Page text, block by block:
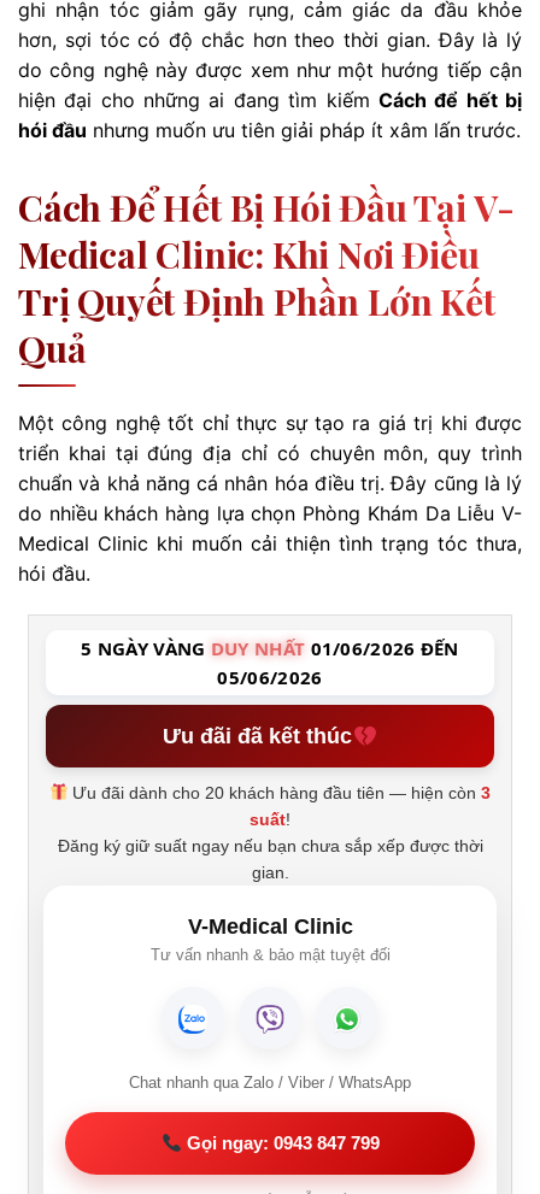
ghi nhận tóc giảm gãy rụng, cảm giác da đầu khỏe
hơn, sợi tóc có độ chắc hơn theo thời gian. Đây là lý
do công nghệ này được xem như một hướng tiếp cận
hiện đại cho những ai đang tìm kiếm Cách để hết bị
hói đầu nhưng muốn ưu tiên giải pháp ít xâm lấn trước.
Cách Để Hết Bị Hói Đầu Tại V-
Medical Clinic: Khi Nơi Điều
Trị Quyết Định Phần Lớn Kết
Quả
Một công nghệ tốt chỉ thực sự tạo ra giá trị khi được
triển khai tại đúng địa chỉ có chuyên môn, quy trình
chuẩn và khả năng cá nhân hóa điều trị. Đây cũng là lý
do nhiều khách hàng lựa chọn Phòng Khám Da Liễu V-
Medical Clinic khi muốn cải thiện tình trạng tóc thưa,
hói đầu.
5 NGÀY VÀNG DUY NHẤT 01/06/2026 ĐẾN
05/06/2026
Ưu đãi đã kết thúc
Ưu đãi dành cho 20 khách hàng đầu tiên — hiện còn3
suất!
Đăng ký giữ suất ngay nếu bạn chưa sắp xếp được thời
gian.
V-Medical Clinic
Tư vấn nhanh & bảo mật tuyệt đối
Chat nhanh qua Zalo / Viber / WhatsApp
Gọi ngay: 0943 847 799